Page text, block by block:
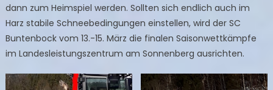
dann zum Heimspiel werden. Sollten sich endlich auch im
Harz stabile Schneebedingungen einstellen, wird der SC
Buntenbock vom 13.-15. März die finalen Saisonwettkämpfe
im Landesleistungszentrum am Sonnenberg ausrichten.